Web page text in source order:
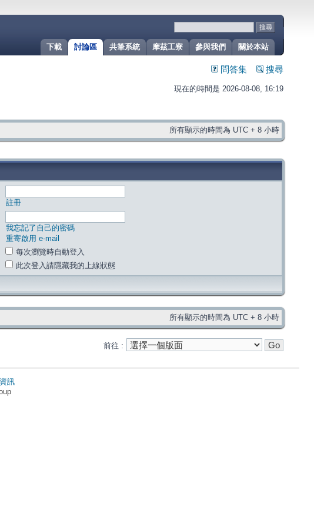
關於本站
參與我們
摩茲工寮
共筆系統
討論區
下載
問答集 搜尋
現在的時間是 2026-08-08, 16:19
所有顯示的時間為 UTC + 8 小時
註冊
我忘記了自己的密碼
重寄啟用 e-mail
每次瀏覽時自動登入
此次登入請隱藏我的上線狀態
所有顯示的時間為 UTC + 8 小時
前往 :
訊